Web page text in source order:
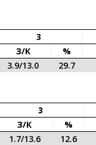
3
З/к %
3.9/13.0 29.7
3
З/к %
1.7/13.6 12.6